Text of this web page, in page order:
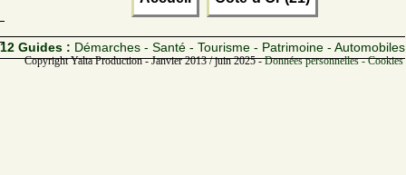
12 Guides : Démarches - Santé - Tourisme - Patrimoine - Automobiles
Copyright Yalta Production - Janvier 2013 / juin 2025 -Données personnelles -